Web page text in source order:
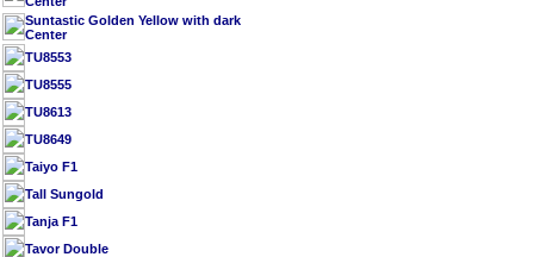
Suntastic Golden Yellow with dark
Center
TU8553
TU8555
TU8613
TU8649
Taiyo F1
Tall Sungold
Tanja F1
Tavor Double